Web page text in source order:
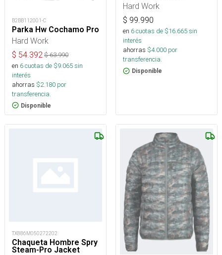
B2BB112001-C
Parka Hw Cochamo Pro
Hard Work
$ 54.392 $63.990
en 6cuotas de $9.065sin
interés
ahorras $2.180 por
transferencia.
Disponible
Hard Work
$ 99.990
en 6cuotas de $16.665sin
interés
ahorras $4.000 por
transferencia.
Disponible
TX886M050272202
Chaqueta Hombre Spry
Steam-Pro Jacket